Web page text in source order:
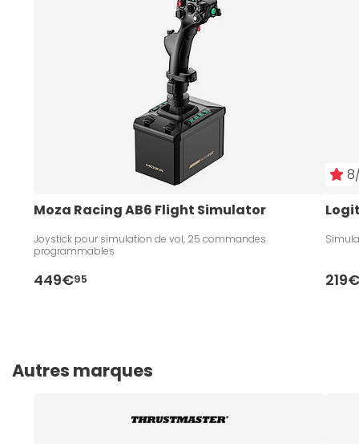
Moza Racing AB6 Flight Simulator
Joystick pour simulation de vol, 25 commandes
programmables
449€95
Autres marques